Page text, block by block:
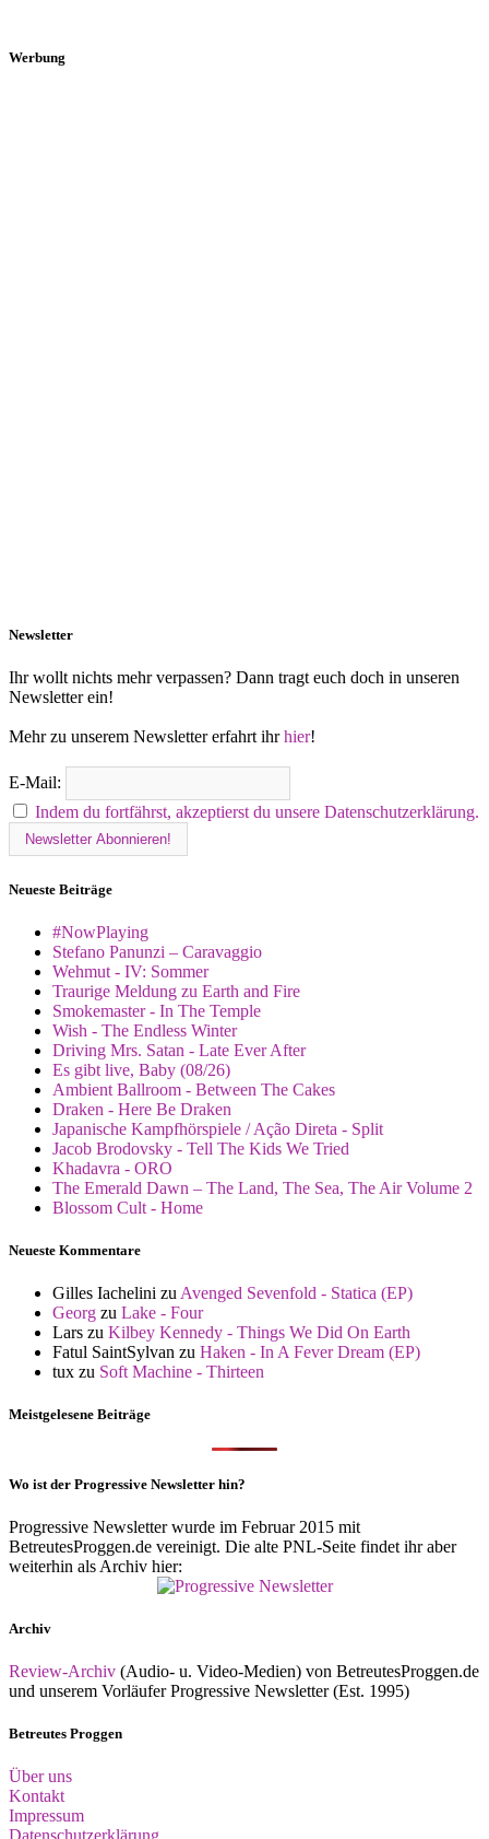
Werbung
Newsletter
Ihr wollt nichts mehr verpassen? Dann tragt euch doch in unseren
Newsletter ein!
Mehr zu unserem Newsletter erfahrt ihrhier!
E-Mail:
Indem du fortfährst, akzeptierst du unsere Datenschutzerklärung.
Neueste Beiträge
#NowPlaying
Stefano Panunzi – Caravaggio
Wehmut - IV: Sommer
Traurige Meldung zu Earth and Fire
Smokemaster - In The Temple
Wish - The Endless Winter
Driving Mrs. Satan - Late Ever After
Es gibt live, Baby (08/26)
Ambient Ballroom - Between The Cakes
Draken - Here Be Draken
Japanische Kampfhörspiele / Ação Direta - Split
Jacob Brodovsky - Tell The Kids We Tried
Khadavra - ORO
The Emerald Dawn – The Land, The Sea, The Air Volume 2
Blossom Cult - Home
Neueste Kommentare
Gilles Iachelini zu Avenged Sevenfold - Statica (EP)
Georg zu Lake - Four
Lars zu Kilbey Kennedy - Things We Did On Earth
Fatul SaintSylvan zu Haken - In A Fever Dream (EP)
tux zu Soft Machine - Thirteen
Meistgelesene Beiträge
Wo ist der Progressive Newsletter hin?
Progressive Newsletter wurde im Februar 2015 mit
BetreutesProggen.de vereinigt. Die alte PNL-Seite findet ihr aber
weiterhin als Archiv hier:
Archiv
Review-Archiv (Audio- u. Video-Medien) von BetreutesProggen.de
und unserem Vorläufer Progressive Newsletter (Est. 1995)
Betreutes Proggen
Über uns
Kontakt
Impressum